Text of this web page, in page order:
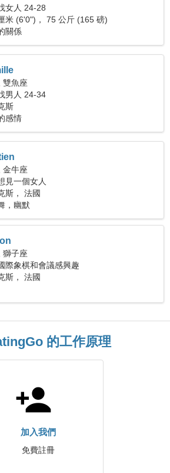
女人 24-28
米 (6'0")， 75 公斤 (165 磅)
關係
雙魚座
男人 24-34
斯
感情
金牛座
見一個女人
斯， 法國
，幽默
獅子座
際象棋和會議感興趣
斯， 法國
的工作原理
加入我們
免費註冊